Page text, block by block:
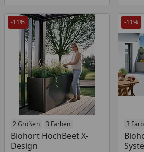
-11%
2 Größen 3 Farben
Biohort HochBeet X-
Design
-11%
3